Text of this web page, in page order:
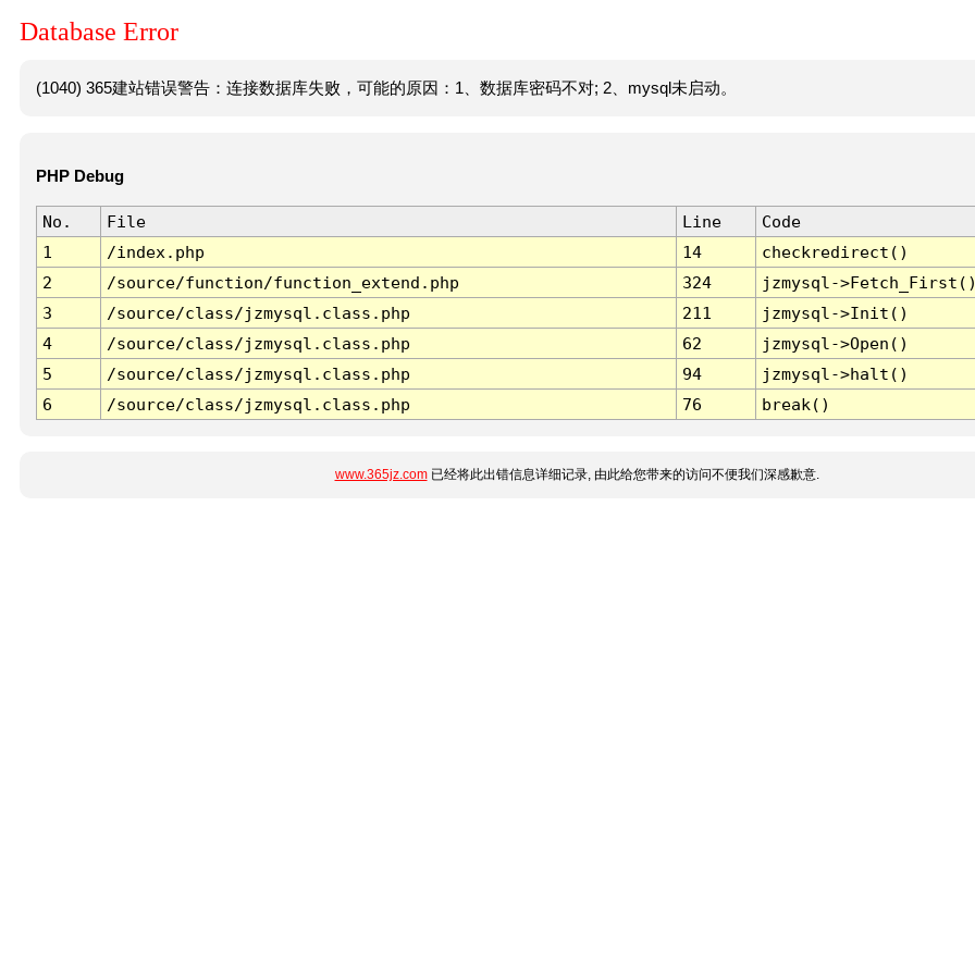
Database Error
(1040) 365建站错误警告：连接数据库失败，可能的原因：1、数据库密码不对; 2、mysql未启动。
PHP Debug
No. File Line
Code
1
/index.php 14
checkredirect()
2
/source/function/function_extend.php 324
jzmysql-
3
/source/class/jzmysql.class.php 211
jzmysql->Init()
4
/source/class/jzmysql.class.php 62
jzmysql->Open()
5
/source/class/jzmysql.class.php 94
jzmysql->halt()
6
/source/class/jzmysql.class.php 76 break()
www.365jz.com已经将此出错信息详细记录, 由此给您带来的访问不便我们深感歉意.